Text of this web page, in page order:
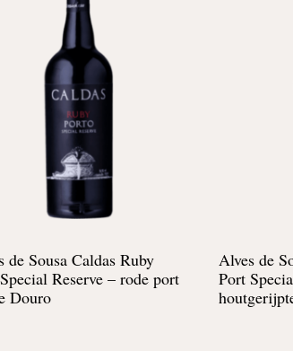
de Sousa Caldas Ruby
Reserve – rode port
Douro
Alves de
Port